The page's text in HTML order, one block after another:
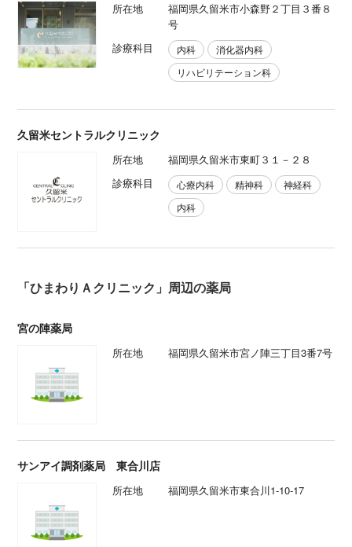
所在地
福岡県久留米市小森野２丁目３番８
号
診療科目
内科
消化器内科
リハビリテーション科
久留米セントラルクリニック
所在地
福岡県久留米市東町３１－２８
診療科目
心療内科 精神科
神経科
内科
「ひまわりＡクリニック」周辺の薬局
宮の陣薬局
所在地 福岡県久留米市宮ノ陣三丁目3番7号
サンアイ調剤薬局 東合川店
所在地 福岡県久留米市東合川1-10-17